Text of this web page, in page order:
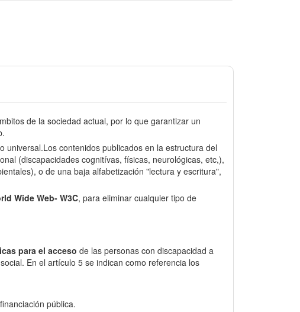
de la sociedad actual, por lo que garantizar un
contenidos publicados en la estructura del
(discapacidades cognitívas, físicas, neurológicas, etc,),
o de una baja alfabetización "lectura y escritura",
Wide Web- W3C, para eliminar cualquier tipo de
para el acceso de las personas con discapacidad a
En el artículo 5 se indican como referencia los
pública.